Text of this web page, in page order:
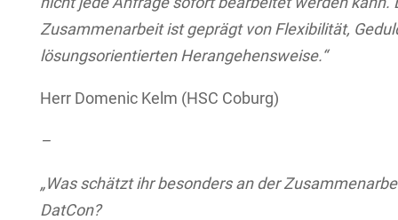
Zusammenarbeit ist geprägt von Flexibilität,
lösungsorientierten Herangehensweise.“
Herr Domenic Kelm (HSC Coburg)
–
„Was schätzt ihr besonders an der
DatCon?